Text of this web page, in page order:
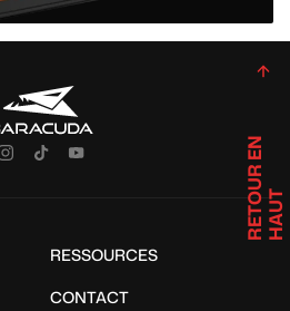
RESSOURCES
CONTACT
R
E
TO
U
R
E
N
H
A
UT